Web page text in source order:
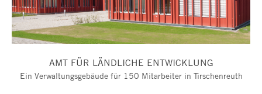
AMT FÜR LÄNDLICHE ENTWICKLUNG
Ein Verwaltungsgebäude für 150 Mitarbeiter in Tirschenreuth